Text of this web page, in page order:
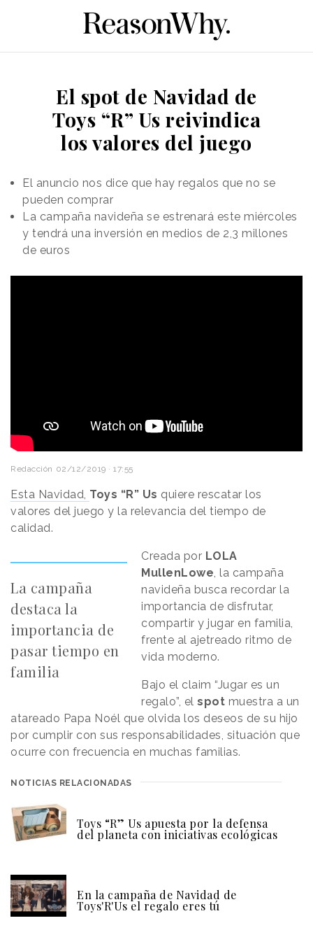
El spot de Navidad de
Toys “R” Us reivindica
los valores del juego
El anuncio nos dice que hay regalos que no se
pueden comprar
La campaña navideña se estrenará este miércoles
y tendrá una inversión en medios de 2,3 millones
de euros
Redacción 02/12/2019 · 17:55
Esta Navidad, Toys “R” Us quiere rescatar los
valores del juego y la relevancia del tiempo de
calidad.
La campaña
destaca la
importancia de
pasar tiempo en
familia
Creada por LOLA
MullenLowe, la campaña
navideña busca recordar la
importancia de disfrutar,
compartir y jugar en familia,
frente al ajetreado ritmo de
vida moderno.
Bajo el claim “Jugar es un
regalo”, elspot muestra a un
atareado Papa Noél que olvida los deseos de su hijo
por cumplir con sus responsabilidades, situación que
ocurre con frecuencia en muchas familias.
NOTICIAS RELACIONADAS
Toys “R” Us apuesta por la defensa
del planeta con iniciativas ecológicas
En la campaña de Navidad de
Toys'R'Us el regalo eres tú